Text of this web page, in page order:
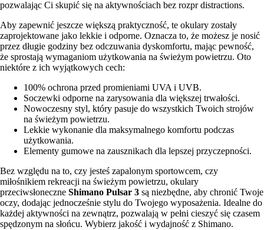
pozwalając Ci skupić się na aktywnościach bez rozpr distractions.
Aby zapewnić jeszcze większą praktyczność, te okulary zostały
zaprojektowane jako lekkie i odporne. Oznacza to, że możesz je nosić
przez długie godziny bez odczuwania dyskomfortu, mając pewność,
że sprostają wymaganiom użytkowania na świeżym powietrzu. Oto
niektóre z ich wyjątkowych cech:
100% ochrona przed promieniami UVA i UVB.
Soczewki odporne na zarysowania dla większej trwałości.
Nowoczesny styl, który pasuje do wszystkich Twoich strojów
na świeżym powietrzu.
Lekkie wykonanie dla maksymalnego komfortu podczas
użytkowania.
Elementy gumowe na zausznikach dla lepszej przyczepności.
Bez względu na to, czy jesteś zapalonym sportowcem, czy
miłośnikiem rekreacji na świeżym powietrzu, okulary
przeciwsłoneczne Shimano Pulsar 3 są niezbędne, aby chronić Twoje
oczy, dodając jednocześnie stylu do Twojego wyposażenia. Idealne do
każdej aktywności na zewnątrz, pozwalają w pełni cieszyć się czasem
spędzonym na słońcu. Wybierz jakość i wydajność z Shimano.